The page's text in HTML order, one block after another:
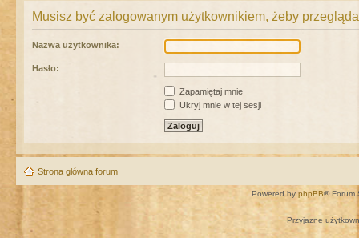
Musisz być zalogowanym użytkownikiem, żeby
Nazwa użytkownika:
Hasło:
Zapamiętaj mnie
Ukryj mnie w tej sesji
Strona główna forum
Powered by phpBB® Forum
Przyjazne